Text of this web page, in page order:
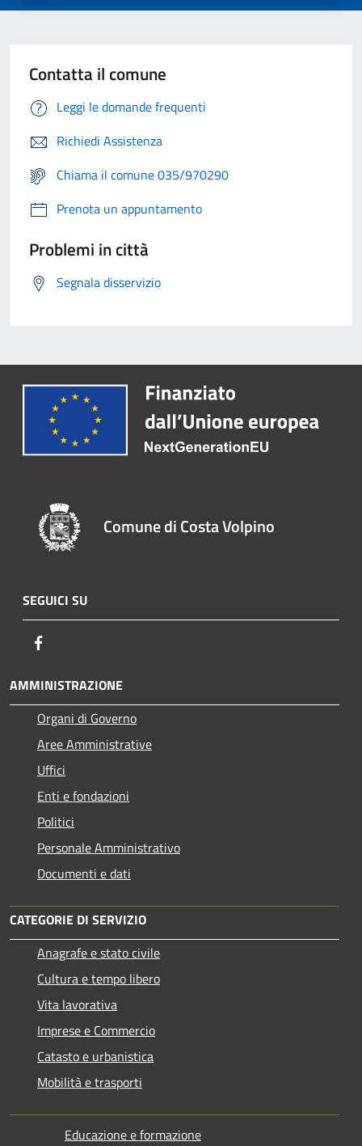
Contatta il comune
Leggi le domande frequenti
Richiedi Assistenza
Chiama il comune 035/970290
Prenota un appuntamento
Problemi in città
Segnala disservizio
Comune di Costa Volpino
SEGUICI SU
AMMINISTRAZIONE
Organi di Governo
Aree Amministrative
Uffici
Enti e fondazioni
Politici
Personale Amministrativo
Documenti e dati
CATEGORIE DI SERVIZIO
Anagrafe e stato civile
Cultura e tempo libero
Vita lavorativa
Imprese e Commercio
Catasto e urbanistica
Mobilità e trasporti
Educazione e formazione